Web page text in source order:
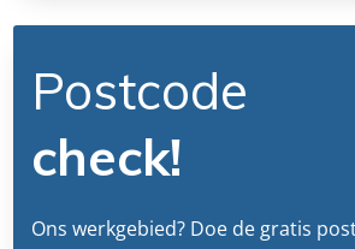
Postcode
check!
Ons werkgebied? Doe de gratis